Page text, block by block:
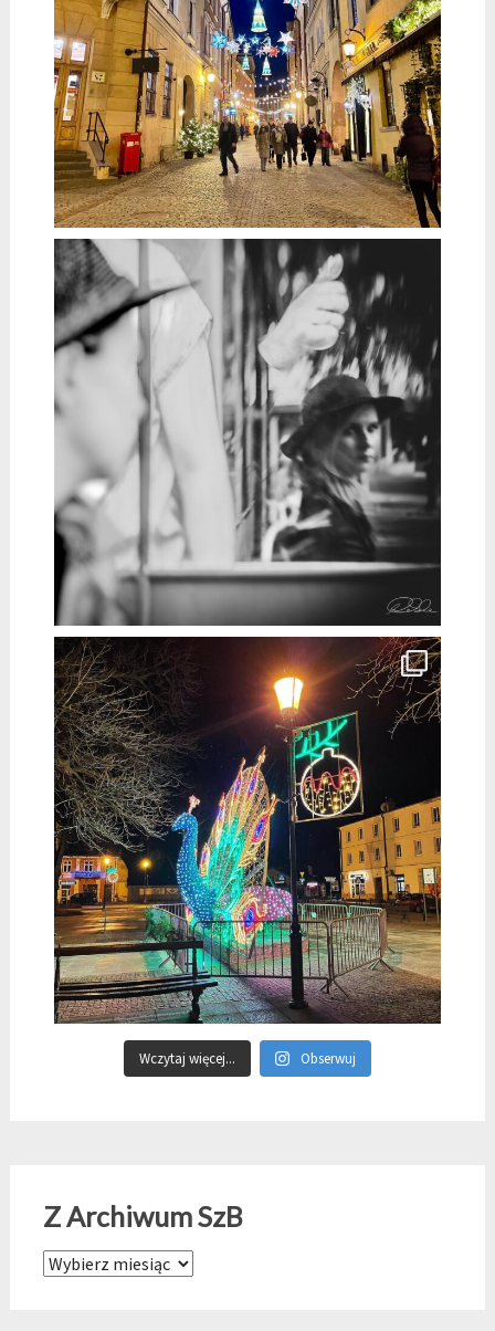
Wczytaj więcej... Obserwuj
Z Archiwum SzB
Z Archiwum SzB